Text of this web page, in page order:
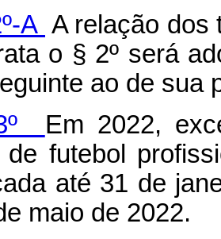
A A relação dos
o § 2º será
ao de sua
Em 2022,
de futebol
até 31 de
maio de 2022.